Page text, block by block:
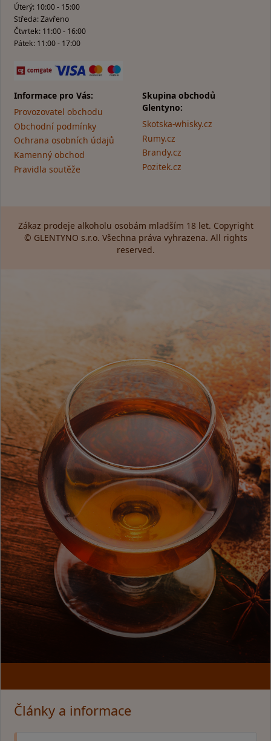
Informace pro Vás:
Provozovatel obchodu
Obchodní podmínky
Ochrana osobních údajů
Kamenný obchod
Pravidla soutěže
Skupina obchodů
Glentyno:
Skotska-whisky.cz
Rumy.cz
Brandy.cz
Pozitek.cz
Úterý: 10:00 - 15:00
Středa: Zavřeno
Čtvrtek: 11:00 - 16:00
Pátek: 11:00 - 17:00
Zákaz prodeje alkoholu osobám mladším 18 let. Copyright
© GLENTYNO s.r.o. Všechna práva vyhrazena. All rights
reserved.
Články a informace